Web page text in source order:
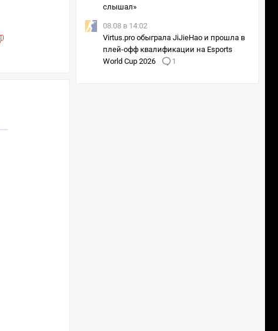
слышал»
08.08 в 14:02
Virtus.pro обыграла JiJieHao и прошла в
плей-офф квалификации на Esports
World Cup 2026
1